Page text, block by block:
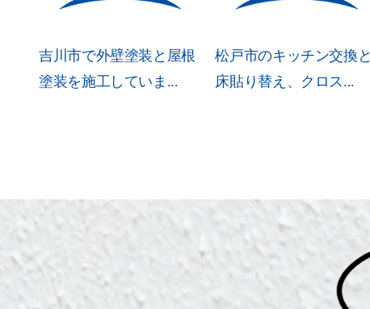
吉川市で外壁塗装と屋根
塗装を施工していま...
松戸市のキッチン交換と
床貼り替え、クロス...